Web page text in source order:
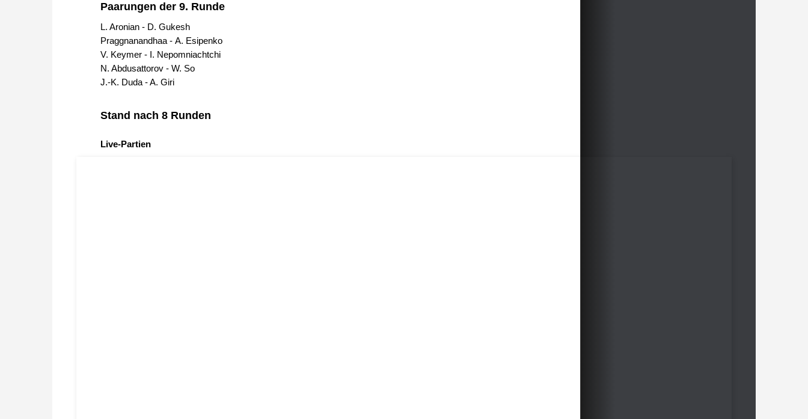
Paarungen der 9. Runde
L. Aronian - D. Gukesh
Praggnanandhaa - A. Esipenko
V. Keymer - I. Nepomniachtchi
N. Abdusattorov - W. So
J.-K. Duda - A. Giri
Stand nach 8 Runden
Live-Partien